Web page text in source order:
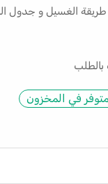
طريقة الغسيل و جدول
بالطلب